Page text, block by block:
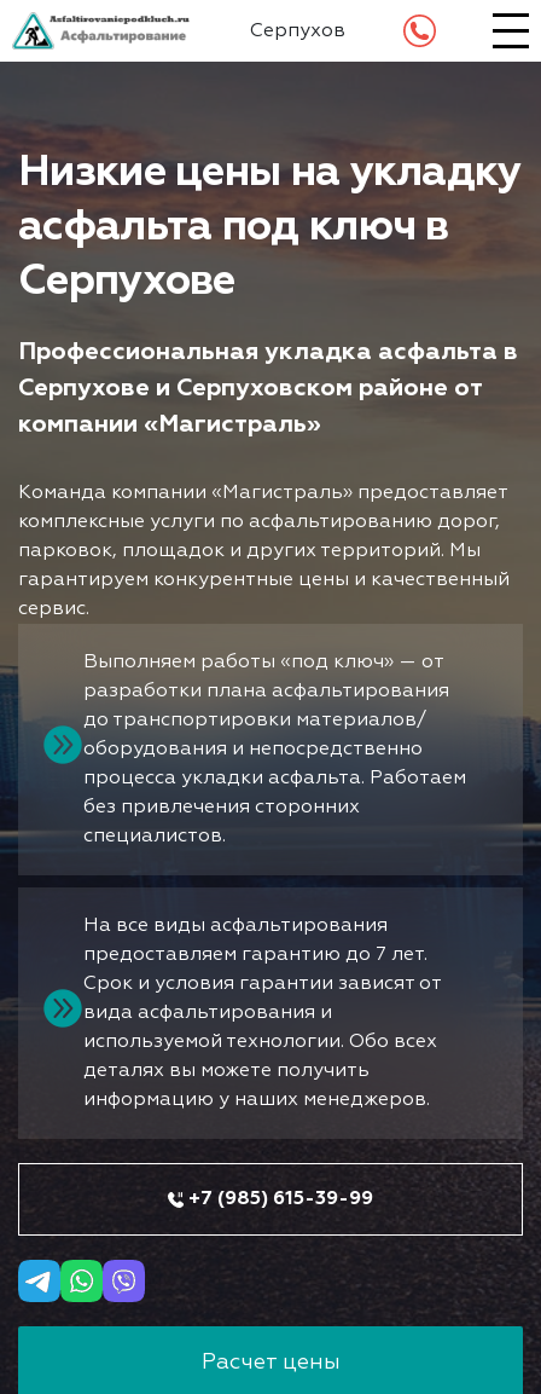
Серпухов
Низкие цены на укладку
асфальта под ключ в
Серпухове
Профессиональная укладка асфальта в
Серпухове и Серпуховском районе от
компании «Магистраль»
Команда компании «Магистраль» предоставляет
комплексные услуги по асфальтированию дорог,
парковок, площадок и других территорий. Мы
гарантируем конкурентные цены и качественный
сервис.
Выполняем работы «под ключ» — от
разработки плана асфальтирования
до транспортировки материалов/
оборудования и непосредственно
процесса укладки асфальта. Работаем
без привлечения сторонних
специалистов.
На все виды асфальтирования
предоставляем гарантию до 7 лет.
Срок и условия гарантии зависят от
вида асфальтирования и
используемой технологии. Обо всех
деталях вы можете получить
информацию у наших менеджеров.
+7 (985) 615-39-99
Расчет цены